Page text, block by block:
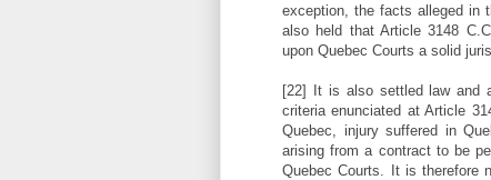
exception, the facts alleged in
also held that Article 3148
upon Quebec Courts a solid
[22] It is also settled law and
criteria enunciated at Article
Quebec, injury suffered in
arising from a contract to be
Quebec Courts. It is therefore